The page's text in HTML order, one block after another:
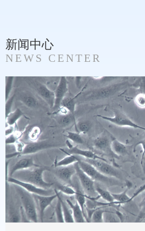
新闻中心
NEWS CENTER